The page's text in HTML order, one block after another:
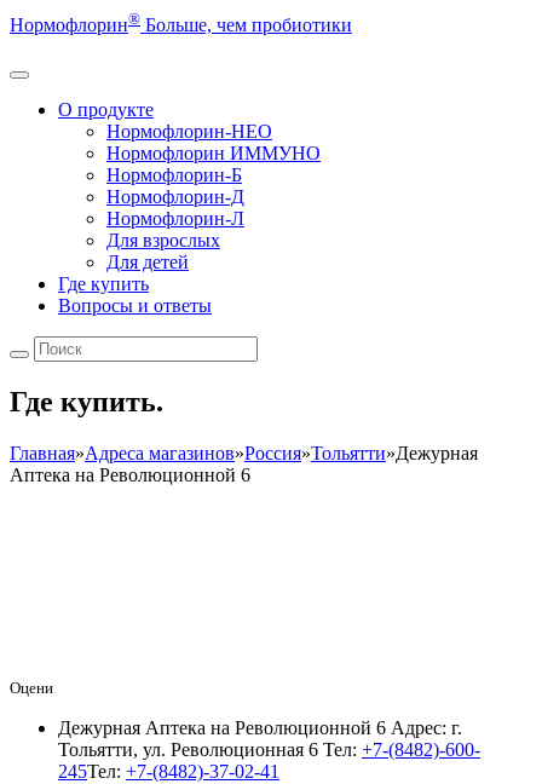
Нормофлорин® Больше, чем пробиотики
О продукте
Нормофлорин-НЕО
Нормофлорин ИММУНО
Нормофлорин-Б
Нормофлорин-Д
Нормофлорин-Л
Для взрослых
Для детей
Где купить
Вопросы и ответы
Где купить.
Главная»Адреса магазинов»Россия»Тольятти»Дежурная
Аптека на Революционной 6
Оцени
Дежурная Аптека на Революционной 6 Адрес: г.
Тольятти, ул. Революционная 6 Тел: +7-(8482)-600-
245Тел: +7-(8482)-37-02-41